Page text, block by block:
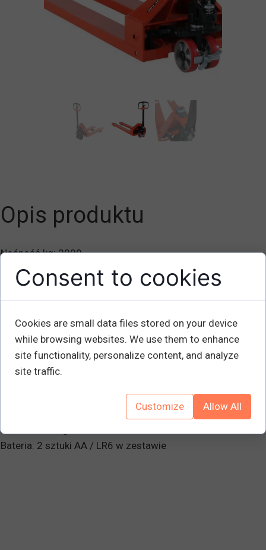
Opis produktu
Nośność kg: 2000
Min. Wysokość podnoszenia mm: 85
Maksymalna wysokość podnoszenia mm: 200
Szerokość wideł mm: 540
Długość wideł mm: 1150
Rozmiar widelca: 160
Wymiar koła wideł 70 x 80 mm: Pu * / Boogie
Kierownica Ø 180 x 50 mm: Poliuretan
Podziałka: 5 kg
Bateria: 2 sztuki AA / LR6 w zestawie
Consent to cookies
Cookies are small data files stored on your device
while browsing websites. We use them to enhance
site functionality, personalize content, and analyze
site traffic.
Customize Allow All